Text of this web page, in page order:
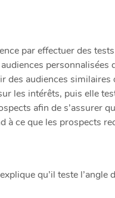
par effectuer des tests
personnalisées
des audiences similaires
les intérêts, puis elle
afin de s’assurer
à ce que les prospects
qu’il teste l’angle